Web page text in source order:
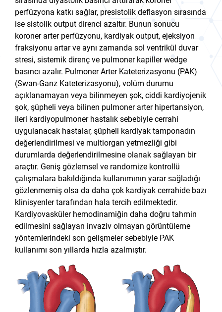
perfüzyona katkı sağlar, presistolik deflasyon sırasında
ise sistolik output direnci azaltır. Bunun sonucu
koroner arter perfüzyonu, kardiyak output, ejeksiyon
fraksiyonu artar ve aynı zamanda sol ventrikül duvar
stresi, sistemik direnç ve pulmoner kapiller wedge
basıncı azalır. Pulmoner Arter Kateterizasyonu (PAK)
(Swan-Ganz Kateterizasyonu), volüm durumu
açıklanamayan veya bilinmeyen şok, ciddi kardiyojenik
şok, şüpheli veya bilinen pulmoner arter hipertansiyon,
ileri kardiyopulmoner hastalık sebebiyle cerrahi
uygulanacak hastalar, şüpheli kardiyak tamponadın
değerlendirilmesi ve multiorgan yetmezliği gibi
durumlarda değerlendirilmesine olanak sağlayan bir
araçtır. Geniş gözlemsel ve randomize kontrollü
çalışmalara bakıldığında kullanımının yarar sağladığı
gözlenmemiş olsa da daha çok kardiyak cerrahide bazı
klinisyenler tarafından hala tercih edilmektedir.
Kardiyovasküler hemodinamiğin daha doğru tahmin
edilmesini sağlayan invaziv olmayan görüntüleme
yöntemlerindeki son gelişmeler sebebiyle PAK
kullanımı son yıllarda hızla azalmıştır.